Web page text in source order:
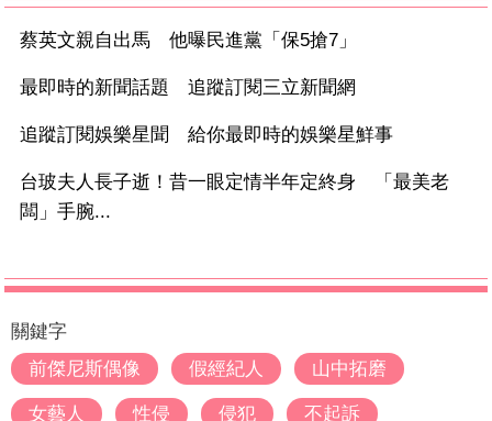
蔡英文親自出馬 他曝民進黨「保5搶7」
最即時的新聞話題 追蹤訂閱三立新聞網
追蹤訂閱娛樂星聞 給你最即時的娛樂星鮮事
台玻夫人長子逝！昔一眼定情半年定終身 「最美老
闆」手腕...
關鍵字
前傑尼斯偶像
假經紀人 山中拓磨
女藝人 性侵 侵犯 不起訴